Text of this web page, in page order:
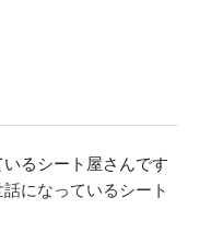
るシート屋さんです
になっているシート